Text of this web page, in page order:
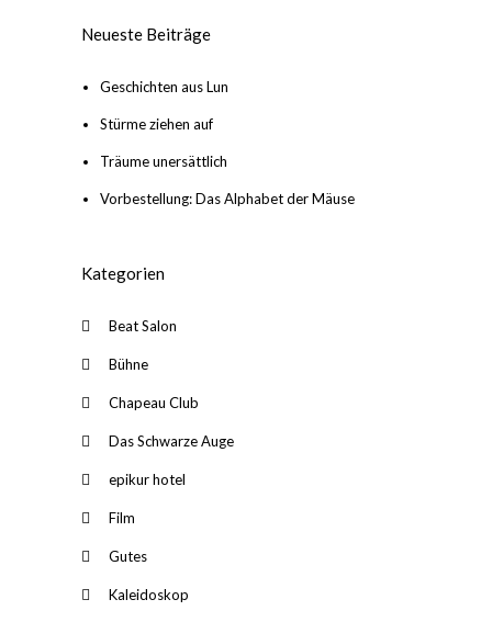
Neueste Beiträge
Geschichten aus Lun
Stürme ziehen auf
Träume unersättlich
Vorbestellung: Das Alphabet der Mäuse
Kategorien
Beat Salon
Bühne
Chapeau Club
Das Schwarze Auge
epikur hotel
Film
Gutes
Kaleidoskop